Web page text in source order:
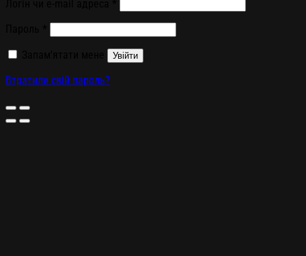
Увійти
Втратили свій пароль?